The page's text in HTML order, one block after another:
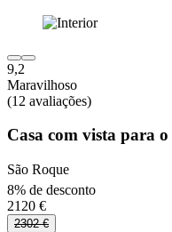
9,2
Maravilhoso
(12 avaliações)
Casa com vista para
São Roque
8% de desconto
2120 €
2302 €